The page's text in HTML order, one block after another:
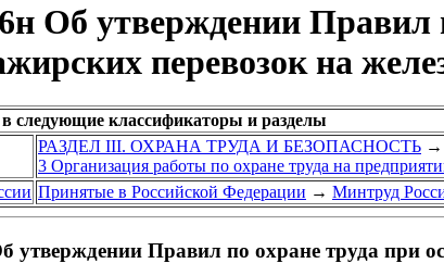
Об утверждении Правил
перевозок на
в следующие классификаторы и разделы
РАЗДЕЛ III. ОХРАНА ТРУДА И БЕЗОПАСНОСТЬ →
3 Организация работы по охране труда на
Принятые в Российской Федерации → Минтруд
утверждении Правил по охране труда при